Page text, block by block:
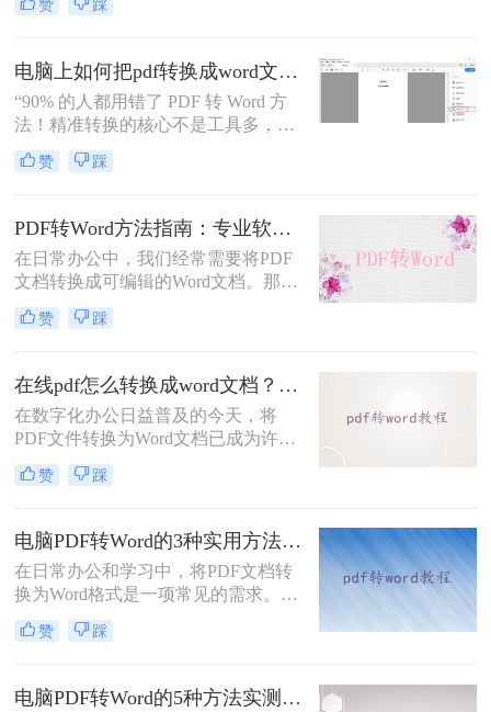
上打开，排版都完全一样。这个优点
用固定坐标记录每个文字、图形的精
确位置，而Word是流式排版，内容从
上到下流动、自动换行。
赞 踩
电脑上如何把pdf转换成word文档？这3个高效精准的方法，让你办公效能翻倍！
“90% 的人都用错了 PDF 转 Word 方
法！精准转换的核心不是工具多，而
是选对适配场景”职场中，“PDF 转
Word” 是高频刚需 —— 项目报告需提
论文需调整格式，稍有不慎就会出现
排版错乱、文字丢失、表格变形等问
题。
赞 踩
PDF转Word方法指南：专业软件、在线工具、Word内置与改后缀名4种方案对比！
在日常办公中，我们经常需要将PDF
文档转换成可编辑的Word文档。那么
如何将pdf转换成word呢？本文将介绍
几种常用的PDF转Word的方法，助您
赞 踩
在线pdf怎么转换成word文档？PDF猫与转转大师2种在线工具使用指南与功能对比！
在数字化办公日益普及的今天，将
PDF文件转换为Word文档已成为许多
职场人士和学生群体的日常需求。
PDF格式虽然便于分享和保持格式一
找到一种高效、便捷的在线转换方法
显得尤为重要。那么在线pdf怎么转换
成word文档呢？本文将介绍两种在线
将PDF转换成Word文档的方法。
赞 踩
电脑PDF转Word的3种实用方法对比：转换软件、Word内置功能与在线工具详解！
在日常办公和学习中，将PDF文档转
换为Word格式是一项常见的需求。
Word文档因其易于编辑和修改的特点
而备受青睐。那么电脑上pdf怎么转换
换成Word的实用方法。
赞 踩
电脑PDF转Word的5种方法实测指南：从在线工具到OCR识别与命令行自动化！